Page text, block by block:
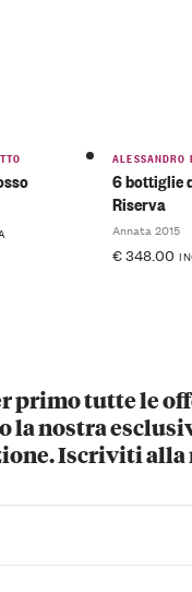
ALESSANDRO
6 bottiglie
Riserva
Annata 2015
€348.00
primo tutte le
la nostra
Iscriviti